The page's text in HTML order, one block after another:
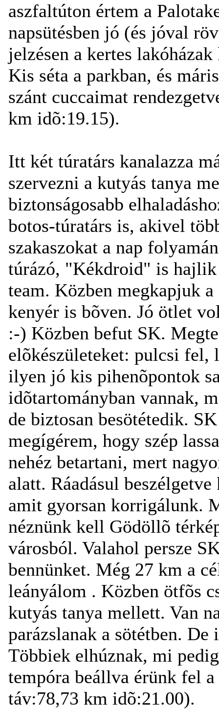
aszfaltúton értem a
napsütésben jó (és jóval
jelzésen a kertes
Kis séta a parkban, és
szánt cuccaimat
km idõ:19.15).
Itt két túratárs kanalazza
szervezni a kutyás tanya
biztonságosabb
botos-túratárs is, akivel
szakaszokat a nap
túrázó, "Kékdroid" is hajlik
team. Közben megkapjuk
kenyér is bõven. Jó ötlet
:-) Közben befut SK.
elõkészületeket: pulcsi fel,
ilyen jó kis pihenõpontok
idõtartományban vannak,
de biztosan besötétedik.
megígérem, hogy szép
nehéz betartani, mert
alatt. Ráadásul
amit gyorsan korrigálunk.
néznünk kell Gödöllõ
városból. Valahol persze
bennünket. Még 27 km a
leányálom . Közben ötfõs
kutyás tanya mellett. Van
parázslanak a sötétben.
Többiek elhúznak, mi
tempóra beállva érünk fel
táv:78,73 km idõ:21.00).